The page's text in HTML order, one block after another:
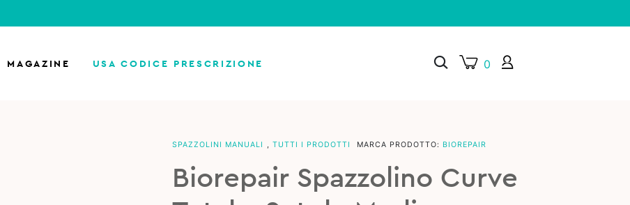
MAGAZINE USA CODICE PRESCRIZIONE 0
SPAZZOLINI MANUALI , TUTTI I PRODOTTI MARCA PRODOTTO: BIOREPAIR
Biorepair Spazzolino Curve